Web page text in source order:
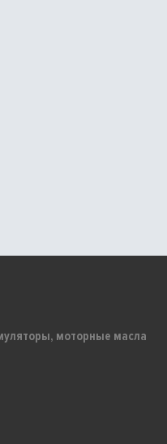
моторные масла